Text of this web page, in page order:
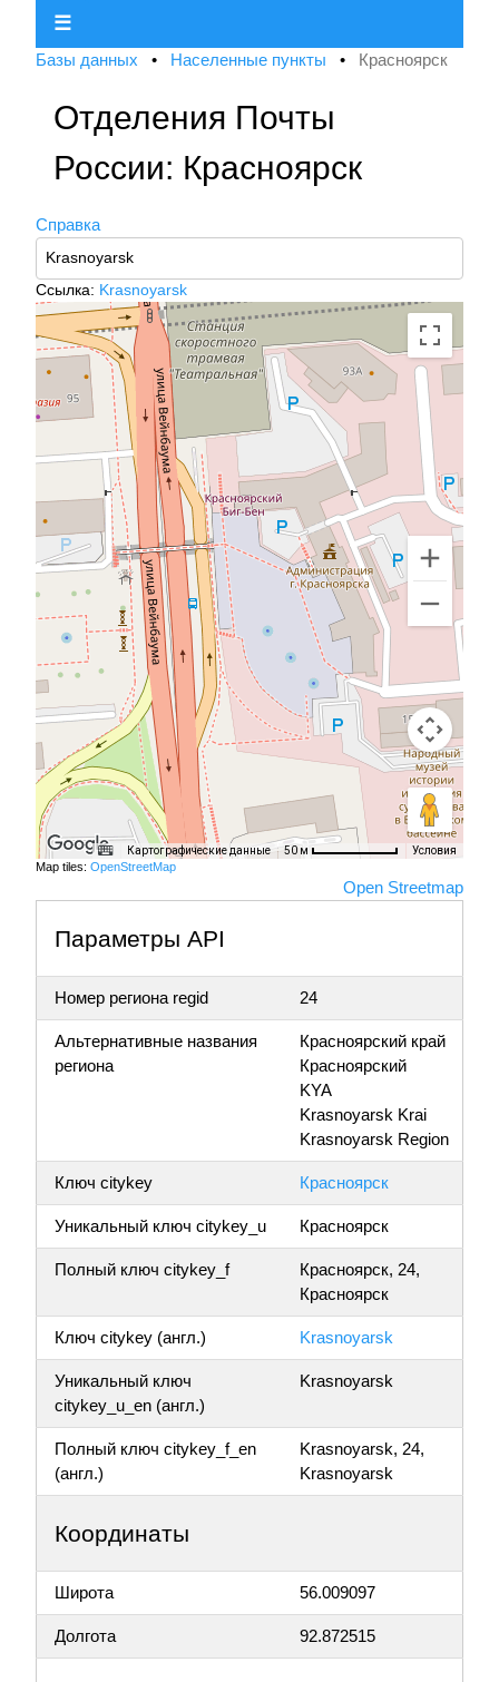
☰
Базы данных • Населенные пункты • Красноярск
Отделения Почты
России: Красноярск
Справка
Ссылка: Krasnoyarsk
Картографические данные 50 м Условия
Map tiles: OpenStreetMap
Open Streetmap
Параметры API
Номер региона regid 24
Альтернативные названия
региона
Красноярский край
Красноярский
KYA
Krasnoyarsk Krai
Krasnoyarsk Region
Ключ citykey Красноярск
Уникальный ключ citykey_u Красноярск
Полный ключ citykey_f
Красноярск, 24,
Красноярск
Ключ citykey (англ.) Krasnoyarsk
Уникальный ключ
citykey_u_en (англ.)
Krasnoyarsk
Полный ключ citykey_f_en
(англ.)
Krasnoyarsk, 24,
Krasnoyarsk
Координаты
Широта 56.009097
Долгота 92.872515